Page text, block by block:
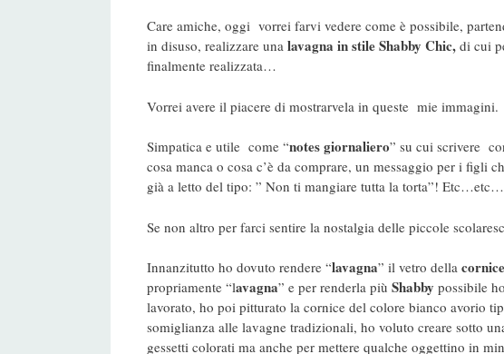
Care amiche, oggi vorrei farvi vedere come è possibile,
in disuso, realizzare una lavagna instile Shabby Chic, di cui
finalmente realizzata…
Vorrei avere il piacere di mostrarvela in queste mie immagini.
Simpatica e utile come “notes giornaliero” su cui scrivere
cosa manca o cosa c’è da comprare, un messaggio per i
già a letto del tipo: ” Non ti mangiare tutta la torta”! Etc…etc…
Se non altro per farci sentire la nostalgia delle piccole
Innanzitutto ho dovuto rendere “lavagna” il vetro della cornice
propriamente “lavagna” e per renderla più Shabby possibile
lavorato, ho poi pitturato la cornice del colore bianco avorio
somiglianza alle lavagne tradizionali, ho voluto creare sotto
gessetti colorati ma anche per mettere qualche oggettino in